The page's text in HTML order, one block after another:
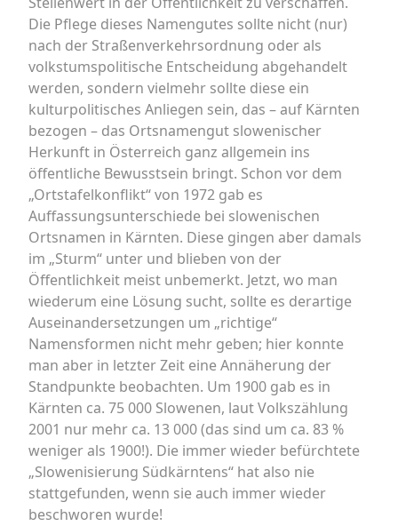
Die Pflege dieses Namengutes sollte nicht (nur)
nach der Straßenverkehrsordnung oder als
volkstumspolitische Entscheidung abgehandelt
werden, sondern vielmehr sollte diese ein
kulturpolitisches Anliegen sein, das – auf Kärnten
bezogen – das Ortsnamengut slowenischer
Herkunft in Österreich ganz allgemein ins
öffentliche Bewusstsein bringt. Schon vor dem
„Ortstafelkonflikt“ von 1972 gab es
Auffassungsunterschiede bei slowenischen
Ortsnamen in Kärnten. Diese gingen aber damals
im „Sturm“ unter und blieben von der
Öffentlichkeit meist unbemerkt. Jetzt, wo man
wiederum eine Lösung sucht, sollte es derartige
Auseinandersetzungen um „richtige“
Namensformen nicht mehr geben; hier konnte
man aber in letzter Zeit eine Annäherung der
Standpunkte beobachten. Um 1900 gab es in
Kärnten ca. 75 000 Slowenen, laut Volkszählung
2001 nur mehr ca. 13 000 (das sind um ca. 83 %
weniger als 1900!). Die immer wieder befürchtete
„Slowenisierung Südkärntens“ hat also nie
stattgefunden, wenn sie auch immer wieder
beschworen wurde!